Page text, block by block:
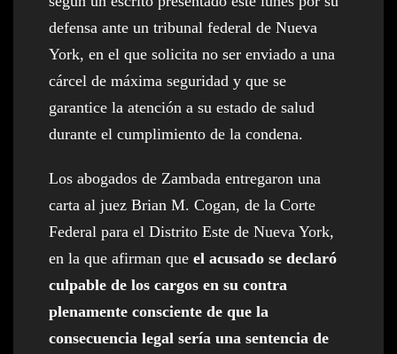
defensa ante un tribunal federal de Nueva
York, en el que solicita no ser enviado a una
cárcel de máxima seguridad y que se
garantice la atención a su estado de salud
durante el cumplimiento de la condena.
Los abogados de Zambada entregaron una
carta al juez Brian M. Cogan, de la Corte
Federal para el Distrito Este de Nueva York,
en la que afirman que el acusado se declaró
culpable de los cargos en su contra
plenamente consciente de que la
consecuencia legal sería una sentencia de